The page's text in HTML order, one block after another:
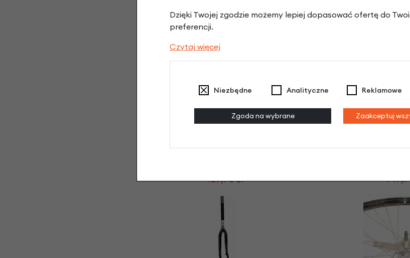
Widelec przedni Transport 28" / 1"
129,90 zł
Widelec przedni
Widelec pod hamulec rolkowy,
129,90 zł
Widelec pod
Dzięki Twojej zgodzie możemy lepiej dopasować ofertę do
preferencji.
Czytaj więcej
Niezbędne Analityczne Reklamowe
Zgoda na wybrane Zaakceptuj